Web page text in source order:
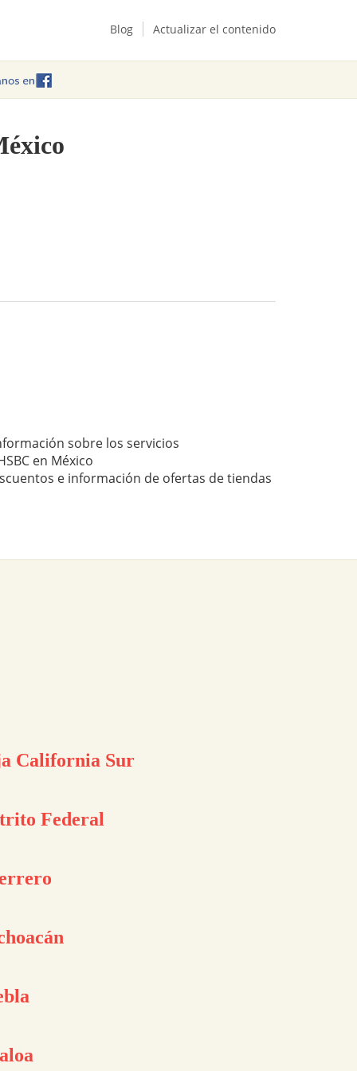
Blog Actualizar el contenido
sobre los servicios
en México
e información de ofertas de tiendas
California Sur
Federal